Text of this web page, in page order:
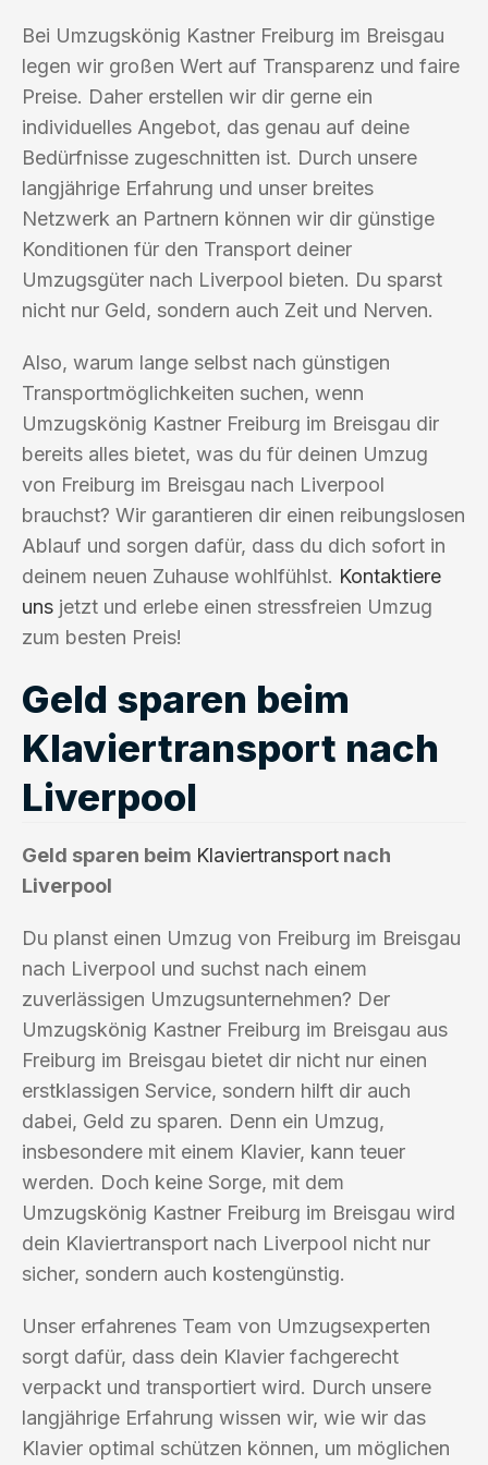
Bei Umzugskönig Kastner Freiburg im Breisgau
legen wir großen Wert auf Transparenz und faire
Preise. Daher erstellen wir dir gerne ein
individuelles Angebot, das genau auf deine
Bedürfnisse zugeschnitten ist. Durch unsere
langjährige Erfahrung und unser breites
Netzwerk an Partnern können wir dir günstige
Konditionen für den Transport deiner
Umzugsgüter nach Liverpool bieten. Du sparst
nicht nur Geld, sondern auch Zeit und Nerven.
Also, warum lange selbst nach günstigen
Transportmöglichkeiten suchen, wenn
Umzugskönig Kastner Freiburg im Breisgau dir
bereits alles bietet, was du für deinen Umzug
von Freiburg im Breisgau nach Liverpool
brauchst? Wir garantieren dir einen reibungslosen
Ablauf und sorgen dafür, dass du dich sofort in
deinem neuen Zuhause wohlfühlst. Kontaktiere
uns jetzt und erlebe einen stressfreien Umzug
zum besten Preis!
Geld sparen beim
Klaviertransport nach
Liverpool
Geld sparen beim Klaviertransport nach
Liverpool
Du planst einen Umzug von Freiburg im Breisgau
nach Liverpool und suchst nach einem
zuverlässigen Umzugsunternehmen? Der
Umzugskönig Kastner Freiburg im Breisgau aus
Freiburg im Breisgau bietet dir nicht nur einen
erstklassigen Service, sondern hilft dir auch
dabei, Geld zu sparen. Denn ein Umzug,
insbesondere mit einem Klavier, kann teuer
werden. Doch keine Sorge, mit dem
Umzugskönig Kastner Freiburg im Breisgau wird
dein Klaviertransport nach Liverpool nicht nur
sicher, sondern auch kostengünstig.
Unser erfahrenes Team von Umzugsexperten
sorgt dafür, dass dein Klavier fachgerecht
verpackt und transportiert wird. Durch unsere
langjährige Erfahrung wissen wir, wie wir das
Klavier optimal schützen können, um möglichen